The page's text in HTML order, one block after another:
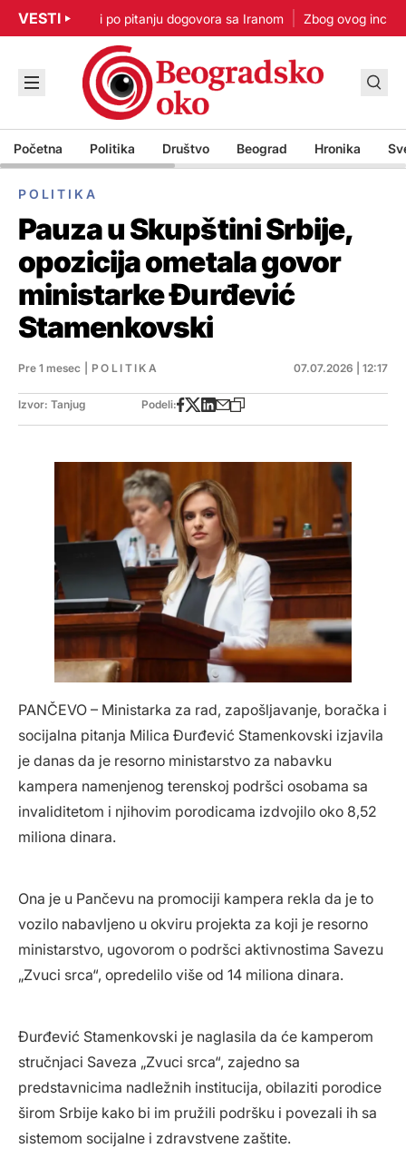
VESTI
Nisam u žurbi po pitanju dogovora sa Iranom Zbog ovog
Početna Politika Društvo Beograd Hronika
POLITIKA
Pauza u Skupštini Srbije,
opozicija ometala govor
ministarke Đurđević
Stamenkovski
Pre 1 mesec POLITIKA 07.07.2026 | 12:17
Izvor: Tanjug Podeli:
PANČEVO – Ministarka za rad, zapošljavanje, boračka i
socijalna pitanja Milica Đurđević Stamenkovski izjavila
je danas da je resorno ministarstvo za nabavku
kampera namenjenog terenskoj podršci osobama sa
invaliditetom i njihovim porodicama izdvojilo oko 8,52
miliona dinara.
Ona je u Pančevu na promociji kampera rekla da je to
vozilo nabavljeno u okviru projekta za koji je resorno
ministarstvo, ugovorom o podršci aktivnostima Savezu
„Zvuci srca“, opredelilo više od 14 miliona dinara.
Đurđević Stamenkovski je naglasila da će kamperom
stručnjaci Saveza „Zvuci srca“, zajedno sa
predstavnicima nadležnih institucija, obilaziti porodice
širom Srbije kako bi im pružili podršku i povezali ih sa
sistemom socijalne i zdravstvene zaštite.